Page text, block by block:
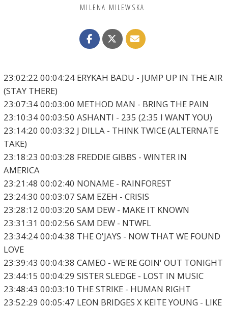
MILENA MILEWSKA
23:02:22 00:04:24 ERYKAH BADU - JUMP UP IN THE AIR
(STAY THERE)
23:07:34 00:03:00 METHOD MAN - BRING THE PAIN
23:10:34 00:03:50 ASHANTI - 235 (2:35 I WANT YOU)
23:14:20 00:03:32 J DILLA - THINK TWICE (ALTERNATE
TAKE)
23:18:23 00:03:28 FREDDIE GIBBS - WINTER IN
AMERICA
23:21:48 00:02:40 NONAME - RAINFOREST
23:24:30 00:03:07 SAM EZEH - CRISIS
23:28:12 00:03:20 SAM DEW - MAKE IT KNOWN
23:31:31 00:02:56 SAM DEW - NTWFL
23:34:24 00:04:38 THE O'JAYS - NOW THAT WE FOUND
LOVE
23:39:43 00:04:38 CAMEO - WE'RE GOIN' OUT TONIGHT
23:44:15 00:04:29 SISTER SLEDGE - LOST IN MUSIC
23:48:43 00:03:10 THE STRIKE - HUMAN RIGHT
23:52:29 00:05:47 LEON BRIDGES X KEITE YOUNG - LIKE